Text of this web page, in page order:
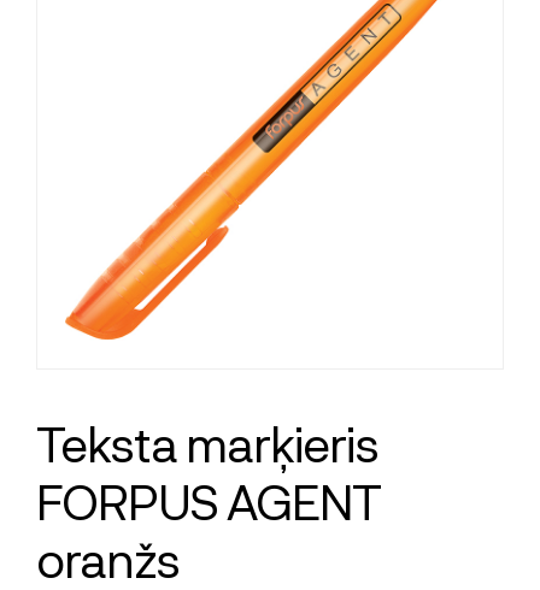
Teksta marķieris
FORPUS AGENT
oranžs